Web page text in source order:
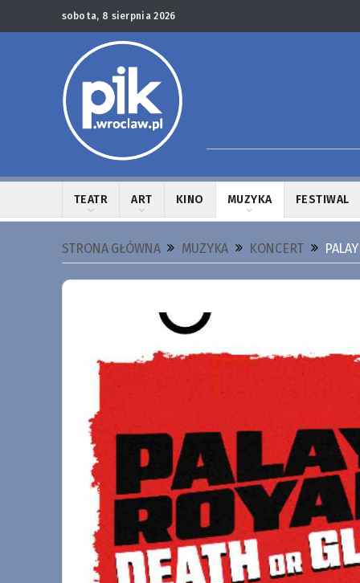
sobota, 8 sierpnia 2026
TEATR ART KINO MUZYKA FESTIWAL
STRONA GŁÓWNA MUZYKA KONCERT